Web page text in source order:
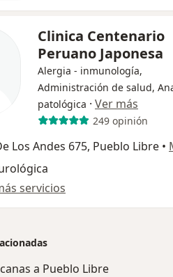
Clinica Centenario
Peruano Japonesa
Alergia - inmunología,
Administración de salud,
patológica · Ver más
249 opinión
Los Andes 675, Pueblo Libre •
servicios
a Pueblo Libre